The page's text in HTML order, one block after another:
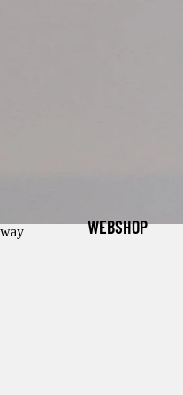
WEBSHOP